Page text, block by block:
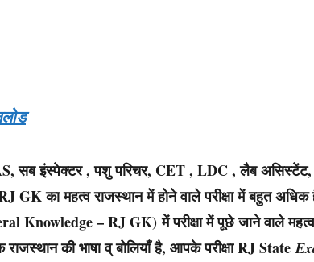
सब इंस्पेक्टर , पशु परिचर, CET , LDC , लैब
RJ GK का महत्व राजस्थान में होने वाले परीक्षा में बहुत
Knowledge – RJ GK) में परीक्षा में पूछे जाने वाले
की भाषा व् बोलियाँ है, आपके परीक्षा RJ State